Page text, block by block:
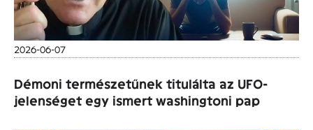
2026-06-07
Démoni természetűnek titulálta az UFO-
jelenséget egy ismert washingtoni pap